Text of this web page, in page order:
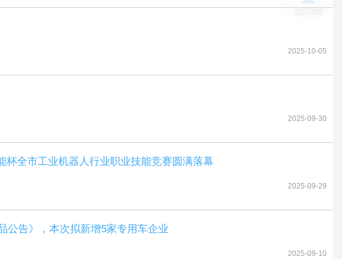
2025-10-05
2025-09-30
杯全市工业机器人行业职业技能竞赛圆满落幕
2025-09-29
公告》，本次拟新增5家专用车企业
2025-09-10